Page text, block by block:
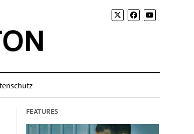
FEATURES